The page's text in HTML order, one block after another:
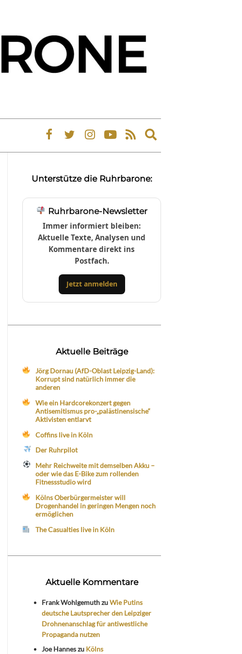
Expand
search
Unterstütze die Ruhrbarone:
Ruhrbarone-Newsletter
Immer informiert bleiben:
Aktuelle Texte, Analysen und
Kommentare direkt ins
Postfach.
Jetzt anmelden
Aktuelle Beiträge
Jörg Dornau (AfD-Oblast Leipzig-Land):
Korrupt sind natürlich immer die
anderen
Wie ein Hardcorekonzert gegen
Antisemitismus pro-„palästinensische“
Aktivisten entlarvt
Coffins live in Köln
Der Ruhrpilot
Mehr Reichweite mit demselben Akku –
oder wie das E-Bike zum rollenden
Fitnessstudio wird
Kölns Oberbürgermeister will
Drogenhandel in geringen Mengen noch
ermöglichen
The Casualties live in Köln
Aktuelle Kommentare
Frank WohlgemuthzuWie Putins
deutsche Lautsprecher den Leipziger
Drohnenanschlag für antiwestliche
Propaganda nutzen
Joe Hanneszu Kölns